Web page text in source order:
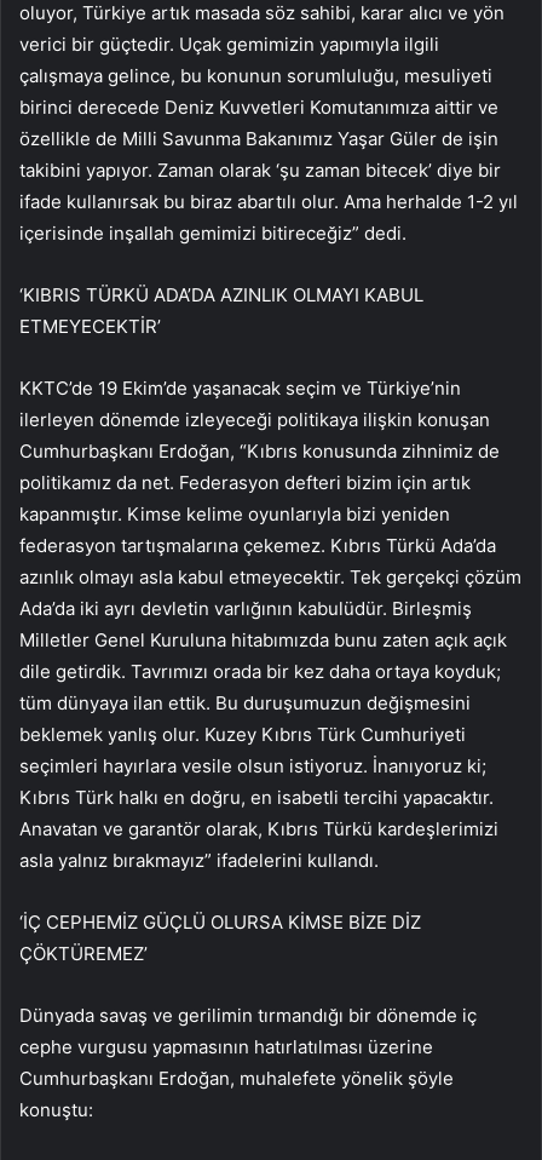
oluyor, Türkiye artık masada söz sahibi, karar alıcı ve yön
verici bir güçtedir. Uçak gemimizin yapımıyla ilgili
çalışmaya gelince, bu konunun sorumluluğu, mesuliyeti
birinci derecede Deniz Kuvvetleri Komutanımıza aittir ve
özellikle de Milli Savunma Bakanımız Yaşar Güler de işin
takibini yapıyor. Zaman olarak ‘şu zaman bitecek’ diye bir
ifade kullanırsak bu biraz abartılı olur. Ama herhalde 1-2 yıl
içerisinde inşallah gemimizi bitireceğiz” dedi.
‘KIBRIS TÜRKÜ ADA’DA AZINLIK OLMAYI KABUL
ETMEYECEKTİR’
KKTC’de 19 Ekim’de yaşanacak seçim ve Türkiye’nin
ilerleyen dönemde izleyeceği politikaya ilişkin konuşan
Cumhurbaşkanı Erdoğan, “Kıbrıs konusunda zihnimiz de
politikamız da net. Federasyon defteri bizim için artık
kapanmıştır. Kimse kelime oyunlarıyla bizi yeniden
federasyon tartışmalarına çekemez. Kıbrıs Türkü Ada’da
azınlık olmayı asla kabul etmeyecektir. Tek gerçekçi çözüm
Ada’da iki ayrı devletin varlığının kabulüdür. Birleşmiş
Milletler Genel Kuruluna hitabımızda bunu zaten açık açık
dile getirdik. Tavrımızı orada bir kez daha ortaya koyduk;
tüm dünyaya ilan ettik. Bu duruşumuzun değişmesini
beklemek yanlış olur. Kuzey Kıbrıs Türk Cumhuriyeti
seçimleri hayırlara vesile olsun istiyoruz. İnanıyoruz ki;
Kıbrıs Türk halkı en doğru, en isabetli tercihi yapacaktır.
Anavatan ve garantör olarak, Kıbrıs Türkü kardeşlerimizi
asla yalnız bırakmayız” ifadelerini kullandı.
‘İÇ CEPHEMİZ GÜÇLÜ OLURSA KİMSE BİZE DİZ
ÇÖKTÜREMEZ’
Dünyada savaş ve gerilimin tırmandığı bir dönemde iç
cephe vurgusu yapmasının hatırlatılması üzerine
Cumhurbaşkanı Erdoğan, muhalefete yönelik şöyle
konuştu: